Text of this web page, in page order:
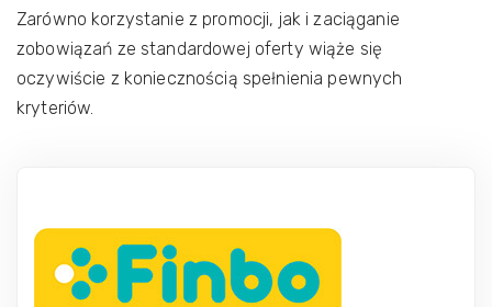
Zarówno korzystanie z promocji, jak i zaciąganie
zobowiązań ze standardowej oferty wiąże się
oczywiście z koniecznością spełnienia pewnych
kryteriów.